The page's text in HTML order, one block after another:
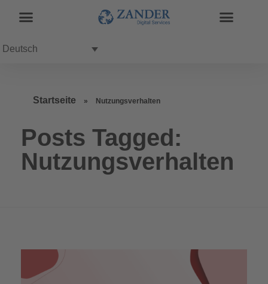
Deutsch
Startseite » Nutzungsverhalten
Posts Tagged:
Nutzungsverhalten